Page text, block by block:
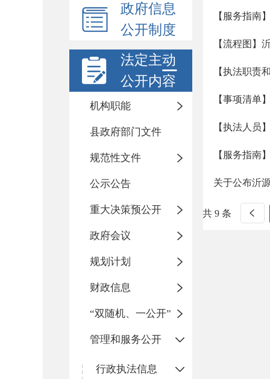
政府信息
公开制度
法定主动
公开内容
机构职能
县政府部门文件
规范性文件
公示公告
重大决策预公开
政府会议
规划计划
财政信息
“双随机、一公开”
管理和服务公开
行政执法信息
【服务指南
【流程图】
【执法职责
【事项清单
【执法人员
【服务指南
关于公布沂
共 9 条